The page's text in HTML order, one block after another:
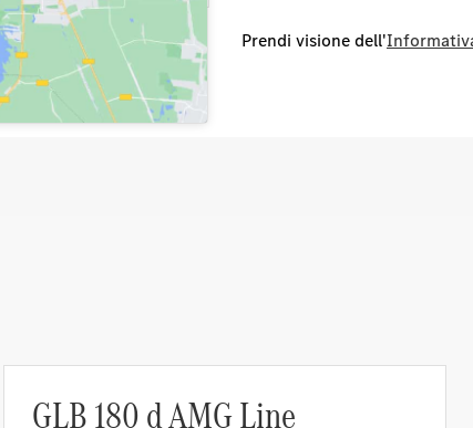
Prendi visione dell'
GLB 180 d AMG Line